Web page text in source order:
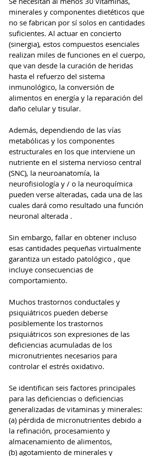
minerales y componentes dietéticos que
no se fabrican por sí solos en cantidades
suficientes. Al actuar en concierto
(sinergia), estos compuestos esenciales
realizan miles de funciones en el cuerpo,
que van desde la curación de heridas
hasta el refuerzo del sistema
inmunológico, la conversión de
alimentos en energía y la reparación del
daño celular y tisular.
Además, dependiendo de las vías
metabólicas y los componentes
estructurales en los que interviene un
nutriente en el sistema nervioso central
(SNC), la neuroanatomía, la
neurofisiología y / o la neuroquímica
pueden verse alteradas, cada una de las
cuales dará como resultado una función
neuronal alterada .
Sin embargo, fallar en obtener incluso
esas cantidades pequeñas virtualmente
garantiza un estado patológico , que
incluye consecuencias de
comportamiento.
Muchos trastornos conductales y
psiquiátricos pueden deberse
posiblemente los trastornos
psiquiátricos son expresiones de las
deficiencias acumuladas de los
micronutrientes necesarios para
controlar el estrés oxidativo.
Se identifican seis factores principales
para las deficiencias o deficiencias
generalizadas de vitaminas y minerales:
(a) pérdida de micronutrientes debido a
la refinación, procesamiento y
almacenamiento de alimentos,
(b) agotamiento de minerales y